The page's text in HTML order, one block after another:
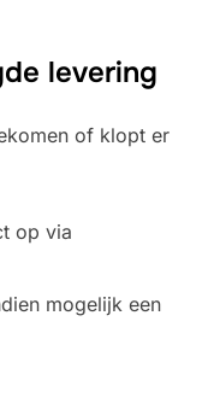
levering
of klopt er
op via
mogelijk een